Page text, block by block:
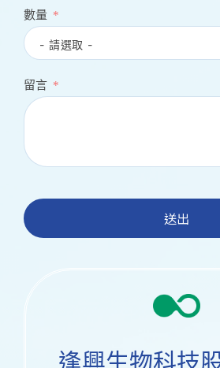
逢興生物科技
數量
留言
送出